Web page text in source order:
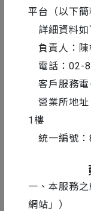
平台（以下
詳細資料如
負責人：陳
電話：02-
客戶服務電
營業所地址
1樓
統一編號
一、本服務
網站」）
135 人也正
動態設計師、
計。 曾獲德
項，目前旅居